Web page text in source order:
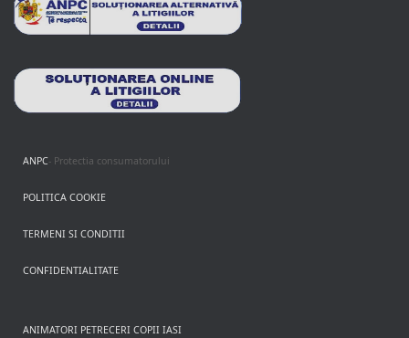
ANPC- Protectia consumatorului
POLITICA COOKIE
TERMENI SI CONDITII
CONFIDENTIALITATE
ANIMATORI PETRECERI COPII IASI